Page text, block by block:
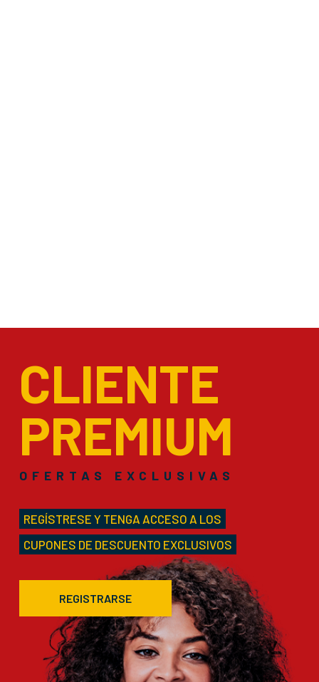
CLIENTE
PREMIUM
OFERTAS EXCLUSIVAS
REGÍSTRESE Y TENGA ACCESO A LOS
CUPONES DE DESCUENTO EXCLUSIVOS
REGISTRARSE